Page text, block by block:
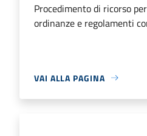
Procedimento di ricorso
ordinanze e regolamenti
VAI ALLA PAGINA